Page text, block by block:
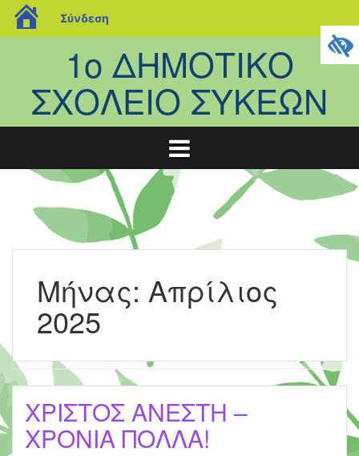
blogs.sch.gr
Σύνδεση
1ο ΔΗΜΟΤΙΚΟ
ΣΧΟΛΕΙΟ ΣΥΚΕΩΝ
Μήνας: Απρίλιος
2025
ΧΡΙΣΤΟΣ ΑΝΕΣΤΗ –
ΧΡΟΝΙΑ ΠΟΛΛΑ!